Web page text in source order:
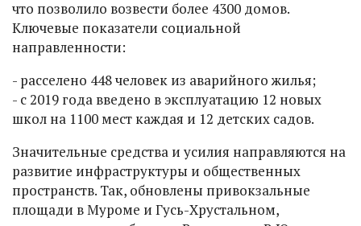
что позволило возвести более 4300 домов.
Ключевые показатели социальной
направленности:
- расселено 448 человек из аварийного жилья;
- с 2019 года введено в эксплуатацию 12 новых
школ на 1100 мест каждая и 12 детских садов.
Значительные средства и усилия направляются на
развитие инфраструктуры и общественных
пространств. Так, обновлены привокзальные
площади в Муроме и Гусь-Хрустальном,